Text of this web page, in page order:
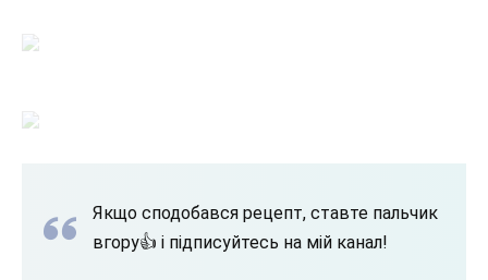
Якщо сподобався рецепт, ставте пальчик
вгору👍 і підписуйтесь на мій канал!